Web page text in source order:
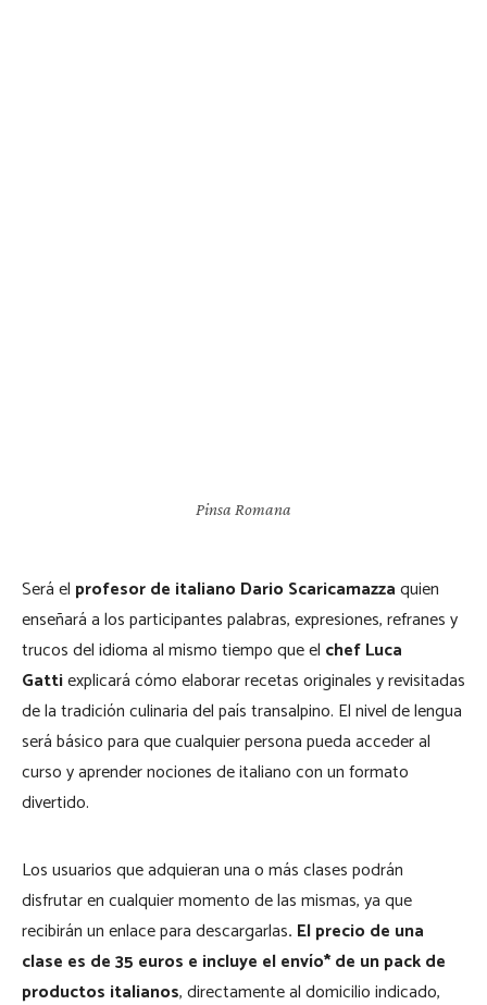
Pinsa Romana
Será el profesor de italiano Dario Scaricamazzaquien
enseñará a los participantes palabras, expresiones, refranes y
trucos del idioma al mismo tiempo que el chefLuca
Gattiexplicará cómo elaborar recetas originales y revisitadas
de la tradición culinaria del país transalpino. El nivel de lengua
será básico para que cualquier persona pueda acceder al
curso y aprender nociones de italiano con un formato
divertido.
Los usuarios que adquieran una o más clases podrán
disfrutar en cualquier momento de las mismas, ya que
recibirán un enlace para descargarlas. El precio de una
clase es de 35 euros e incluye el envío* de unpack de
productos italianos, directamente al domicilio indicado,